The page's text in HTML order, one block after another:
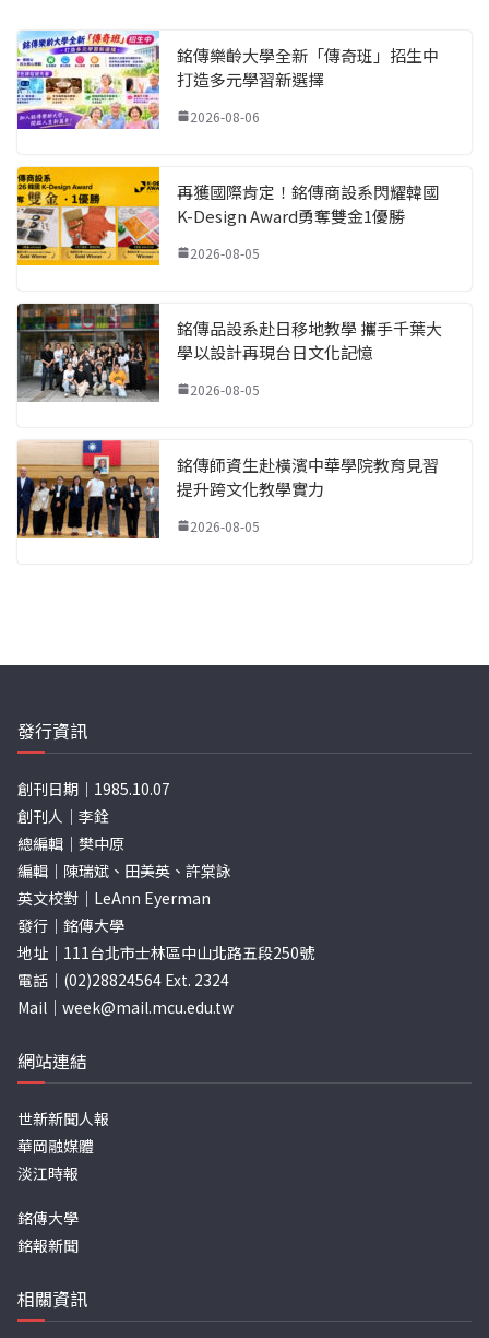
銘傳樂齡大學全新「傳奇班」招生中
打造多元學習新選擇
2026-08-06
再獲國際肯定！銘傳商設系閃耀韓國
K-Design Award勇奪雙金1優勝
2026-08-05
銘傳品設系赴日移地教學 攜手千葉大
學以設計再現台日文化記憶
2026-08-05
銘傳師資生赴橫濱中華學院教育見習
提升跨文化教學實力
2026-08-05
發行資訊
創刊日期｜1985.10.07
創刊人｜李銓
總編輯｜樊中原
編輯｜陳瑞斌、田美英、許棠詠
英文校對｜LeAnn Eyerman
發行｜銘傳大學
地址｜111台北市士林區中山北路五段250號
電話｜(02)28824564 Ext. 2324
Mail｜ week@mail.mcu.edu.tw
網站連結
世新新聞人報
華岡融媒體
淡江時報
銘傳大學
銘報新聞
相關資訊